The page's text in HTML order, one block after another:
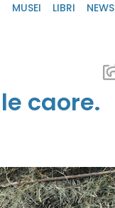
MUSEI LIBRI NEWS
caore.